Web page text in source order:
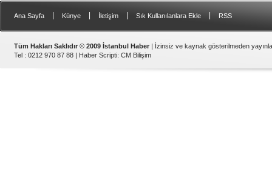
Ana Sayfa Künye İletişim Sık Kullanılanlara Ekle RSS
Tüm Hakları Saklıdır © 2009 İstanbul Haber | İzinsiz ve kaynak gösterilmeden
Tel : 0212 970 87 88 | Haber Scripti: CM Bilişim